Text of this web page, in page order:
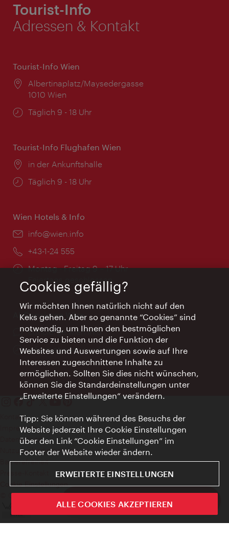
ivie - Die offizielle City Guide App
Tourist-Info
Adressen & Kontakt
Tourist-Info Wien
Ort:
Albertinaplatz/Maysedergasse
1010 Wien
Öffnungszeiten:
Täglich 9 - 18 Uhr
Tourist-Info Flughafen Wien
Ort:
in der Ankunftshalle
Öffnungszeiten:
Täglich 9 - 18 Uhr
Wien Hotels & Info
Email:
info@wien.info
Telefon:
+43-1-24 555
Öffnungszeiten:
Montag - Freitag 9 – 17 Uhr
Feiertags geschlossen
AI Concierge Wien
Ort:
concierge.wien.info
Öffnungszeiten:
Informationen rund um die Uhr
Kontakt
Impressum
Datenschutz
Nutzungsbedingungen
Barrierefreiheit
Cookie Einstellungen
© Copyright WienTourismus
Cookies gefällig?
Wir möchten Ihnen natürlich nicht auf den
Keks gehen. Aber so genannte “Cookies” sind
notwendig, um Ihnen den bestmöglichen
Service zu bieten und die Funktion der
Websites und Auswertungen sowie auf Ihre
Interessen zugeschnittene Inhalte zu
ermöglichen. Sollten Sie dies nicht wünschen,
können Sie die Standardeinstellungen unter
„Erweiterte Einstellungen“ verändern.
Tipp: Sie können während des Besuchs der
Website jederzeit Ihre Cookie Einstellungen
über den Link “Cookie Einstellungen” im
Footer der Website wieder ändern.
ERWEITERTE EINSTELLUNGEN
ALLE COOKIES AKZEPTIEREN